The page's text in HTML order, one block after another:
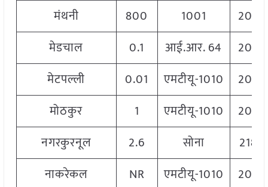
मंथनी
800 1001
2060
मेडचाल
0.1 आई.आर. 64
2060
मेटपल्ली
0.01 एमटीयू-1010
2060
मोठकुर
1 एमटीयू-1010
2060
नगरकुरनूल
2.6 सोना
2180
नाकरेकल
NR एमटीयू-1010
2060